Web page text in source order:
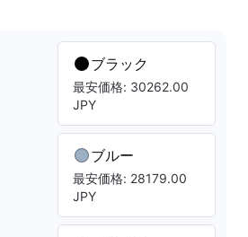
ブラック
最安価格: 30262.00
JPY
ブルー
最安価格: 28179.00
JPY